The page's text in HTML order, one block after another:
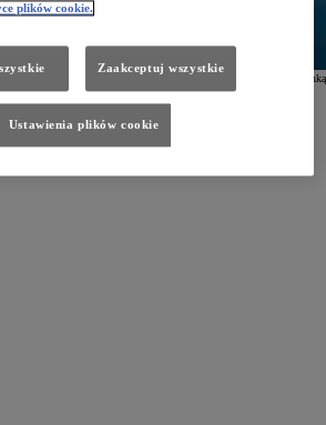
sprawdzić folderu spam. W przypadku problemów z Twoją skrzynką
subskrypcji
plików cookie.
Zaakceptuj wszystkie
Ustawienia plików cookie